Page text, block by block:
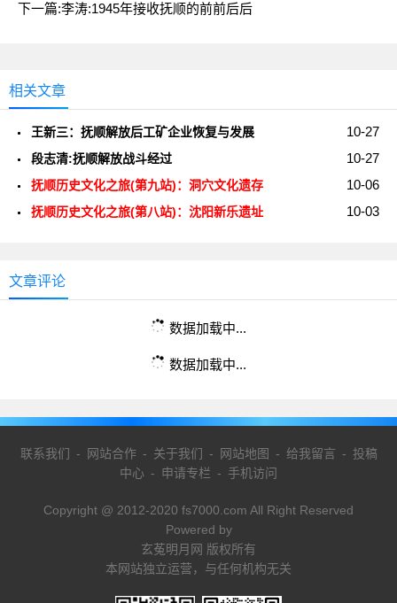
下一篇:李涛:1945年接收抚顺的前前后后
相关文章
10-27
王新三：抚顺解放后工矿企业恢复与发展
10-27
段志清:抚顺解放战斗经过
10-06
抚顺历史文化之旅(第九站)：洞穴文化遗存
10-03
抚顺历史文化之旅(第八站)：沈阳新乐遗址
文章评论
数据加载中...
数据加载中...
联系我们 - 网站合作- 关于我们 - 网站地图 - 给我留言 - 投稿
中心 - 申请专栏 - 手机访问
Copyright @ 2012-2020 fs7000.com All Right Reserved
Powered by
玄菟明月网 版权所有
本网站独立运营，与任何机构无关